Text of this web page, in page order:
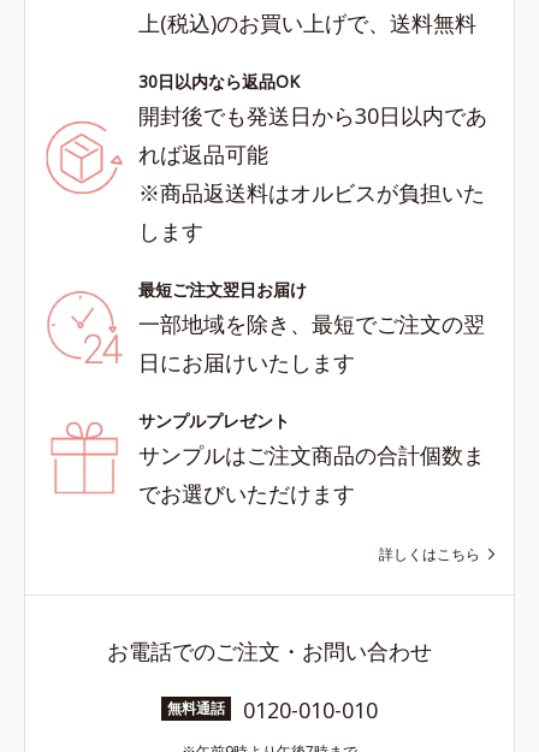
上(税込)のお買い上げで、送料無料
30日以内なら返品OK
開封後でも発送日から30日以内であ
れば返品可能
※商品返送料はオルビスが負担いた
します
最短ご注文翌日お届け
一部地域を除き、最短でご注文の翌
日にお届けいたします
サンプルプレゼント
サンプルはご注文商品の合計個数ま
でお選びいただけます
詳しくはこちら
お電話でのご注文・お問い合わせ
無料通話 0120-010-010